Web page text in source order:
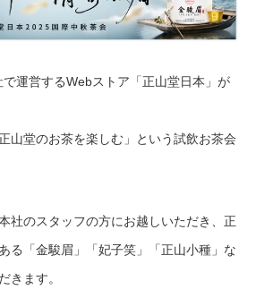
運営するWebストア「正山堂日本」が
山堂のお茶を楽しむ」という試飲お茶会
社のスタッフの方にお越しいただき、正
る「金駿眉」「妃子笑」「正山小種」な
きます。